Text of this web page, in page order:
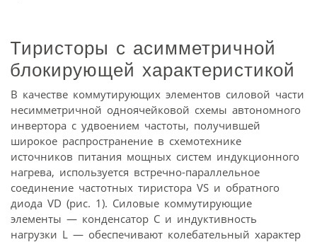
Тиристоры с асимметричной
блокирующей характеристикой
В качестве коммутирующих элементов силовой части
несимметричной одноячейковой схемы автономного
инвертора с удвоением частоты, получившей
широкое распространение в схемотехнике
источников питания мощных систем индукционного
нагрева, используется встречно-параллельное
соединение частотных тиристора VS и обратного
диода VD (рис. 1). Силовые коммутирующие
элементы — конденсатор С и индуктивность
нагрузки L — обеспечивают колебательный характер